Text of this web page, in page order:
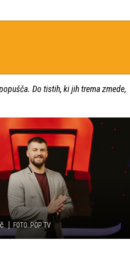
Do tistih, ki jih trema zmede,
FOTO: POP TV